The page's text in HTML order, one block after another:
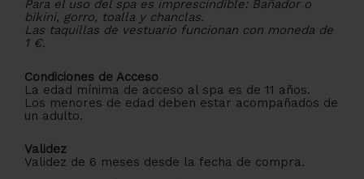
Para el uso del spa es imprescindible: Bañador o
bikini, gorro, toalla y chanclas.
Las taquillas de vestuario funcionan con moneda de
1 €.
Condiciones de Acceso
La edad mínima de acceso al spa es de 11 años.
Los menores de edad deben estar acompañados de
un adulto.
Validez
Validez de 6 meses desde la fecha de compra.